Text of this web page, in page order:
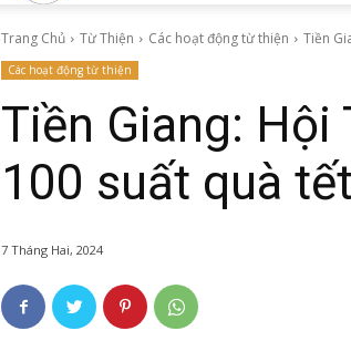
Trang Chủ Từ Thiện Các hoạt động từ thiện Tiền
Các hoạt động từ thiện
Tiền Giang: Hội
100 suất quà
7 Tháng Hai, 2024